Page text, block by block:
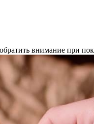
внимание при